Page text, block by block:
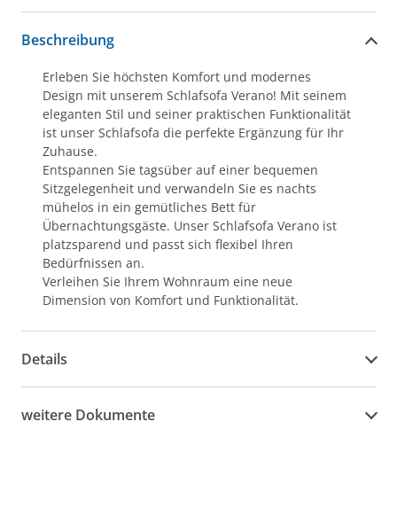
Beschreibung
Erleben Sie höchsten Komfort und modernes
Design mit unserem Schlafsofa Verano! Mit seinem
eleganten Stil und seiner praktischen Funktionalität
ist unser Schlafsofa die perfekte Ergänzung für Ihr
Zuhause.
Entspannen Sie tagsüber auf einer bequemen
Sitzgelegenheit und verwandeln Sie es nachts
mühelos in ein gemütliches Bett für
Übernachtungsgäste. Unser Schlafsofa Verano ist
platzsparend und passt sich flexibel Ihren
Bedürfnissen an.
Verleihen Sie Ihrem Wohnraum eine neue
Dimension von Komfort und Funktionalität.
Details
weitere Dokumente